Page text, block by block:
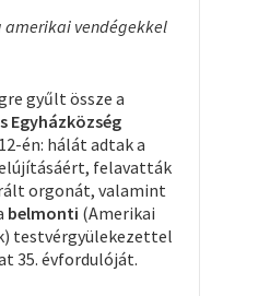
amerikai vendégekkel
gyűlt össze a
Egyházközség
én: hálát adtak a
felavatták
orgonát, valamint
belmonti (Amerikai
testvérgyülekezettel
35. évfordulóját.